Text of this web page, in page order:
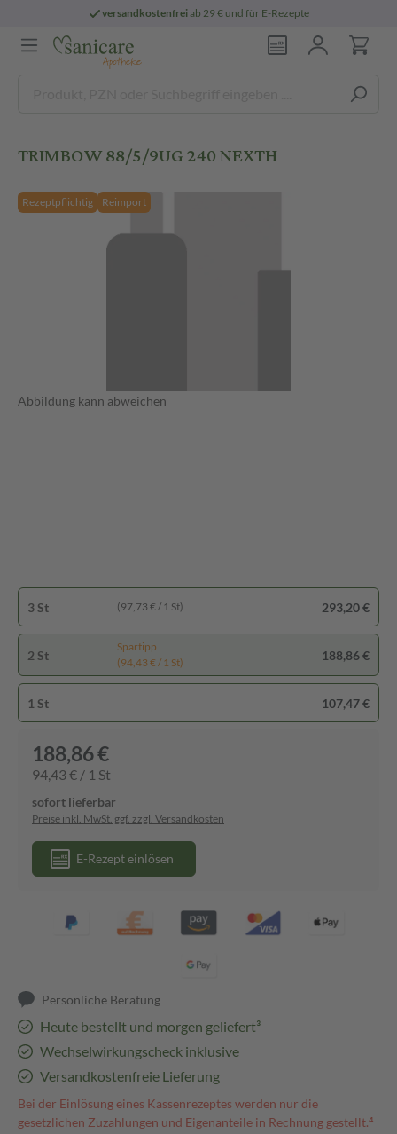
versandkostenfreiab 29 € und für E-Rezepte
TRIMBOW 88/5/9UG 240 NEXTH
Rezeptpflichtig Reimport
Abbildung kann abweichen
3 St (97,73 € / 1 St) 293,20 €
2 St
Spartipp
(94,43 € / 1 St)
188,86 €
1 St 107,47 €
188,86 €
94,43 € / 1 St
sofort lieferbar
Preise inkl. MwSt. ggf. zzgl. Versandkosten
E-Rezept einlösen
Persönliche Beratung
Heute bestellt und morgen geliefert³
Wechselwirkungscheck inklusive
Versandkostenfreie Lieferung
Bei der Einlösung eines Kassenrezeptes werden nur die
gesetzlichen Zuzahlungen und Eigenanteile in Rechnung gestellt.⁴